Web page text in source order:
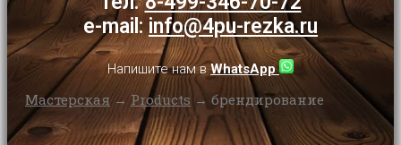
e-mail:info@4pu-rezka.ru
Напишите нам вWhatsApp
Мастерская → Products → брендирование